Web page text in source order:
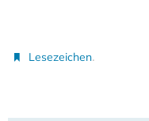
Lesezeichen.